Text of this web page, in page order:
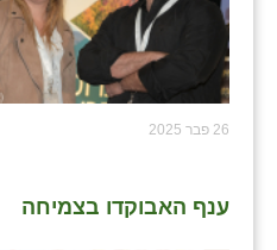
26 פבר 2025
ענף האבוקדו בצמיחה